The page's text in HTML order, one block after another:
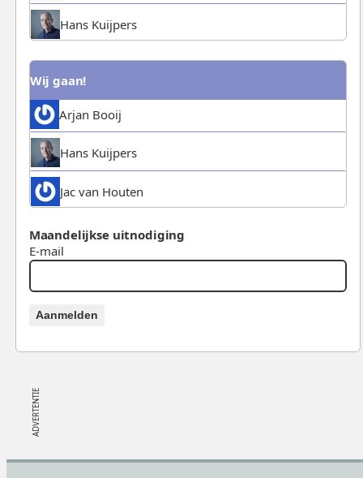
Hans Kuijpers
Wij gaan!
Arjan Booij
Hans Kuijpers
Jac van Houten
Maandelijkse uitnodiging
E-mail
Aanmelden